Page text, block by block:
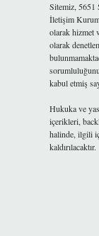
Sitemiz, 5651
İletişim
olarak hizmet
olarak
kabul etmiş
Hukuka ve
içerikleri,
halinde, ilgili
kaldırılacaktır.